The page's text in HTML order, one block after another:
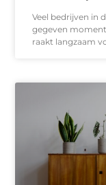
Veel bedrijven in
gegeven
raakt langzaam